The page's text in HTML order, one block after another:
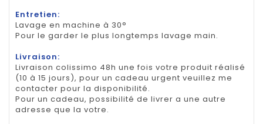
Entretien:
Lavage en machine à 30°
Pour le garder le plus longtemps lavage main.
Livraison:
Livraison colissimo 48h une fois votre produit réalisé
(10 à 15 jours), pour un cadeau urgent veuillez me
contacter pour la disponibilité.
Pour un cadeau, possibilité de livrer a une autre
adresse que la votre.